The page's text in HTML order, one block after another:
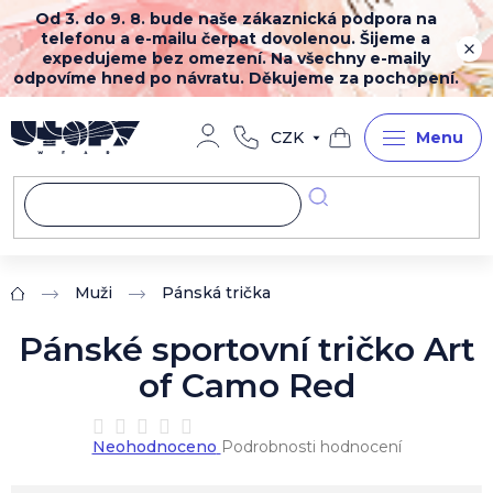
Přejít
na
obsah
Od 3. do 9. 8. bude naše zákaznická podpora na
telefonu a e-mailu čerpat dovolenou. Šijeme a
expedujeme bez omezení. Na všechny e-maily
odpovíme hned po návratu. Děkujeme za pochopení.
CZK
Nákupní
košík
Domů Muži Pánská trička
Pánské sportovní tričko Art
of Camo Red
Průměrné
hodnocení
Neohodnoceno Podrobnosti hodnocení